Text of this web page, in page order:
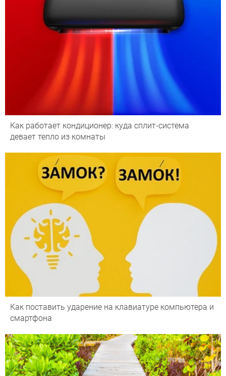
Как работает кондиционер: куда сплит-система
девает тепло из комнаты
Как поставить ударение на клавиатуре компьютера и
смартфона